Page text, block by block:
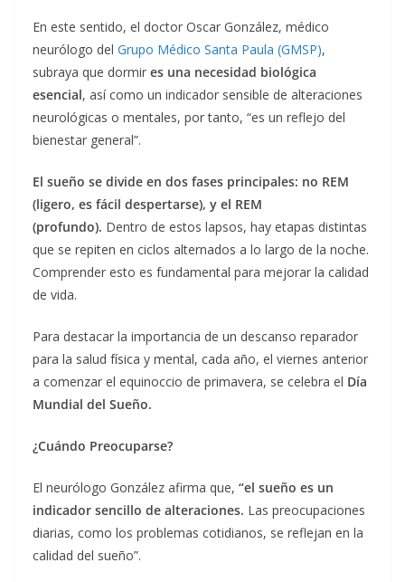
En este sentido, el doctor Oscar González, médico
neurólogo del Grupo Médico Santa Paula (GMSP),
subraya que dormir es una necesidad biológica
esencial, así como un indicador sensible de alteraciones
neurológicas o mentales, por tanto, “es un reflejo del
bienestar general”.
El sueño se divide en dos fases principales: no REM
(ligero, es fácil despertarse), y el REM
(profundo). Dentro de estos lapsos, hay etapas distintas
que se repiten en ciclos alternados a lo largo de la noche.
Comprender esto es fundamental para mejorar la calidad
de vida.
Para destacar la importancia de un descanso reparador
para la salud física y mental, cada año, el viernes anterior
a comenzar el equinoccio de primavera, se celebra el Día
Mundial del Sueño.
¿Cuándo Preocuparse?
El neurólogo González afirma que, “el sueño es un
indicador sencillo de alteraciones. Las preocupaciones
diarias, como los problemas cotidianos, se reflejan en la
calidad del sueño”.